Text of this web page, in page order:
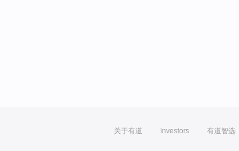
关于有道 Investors 有道智选